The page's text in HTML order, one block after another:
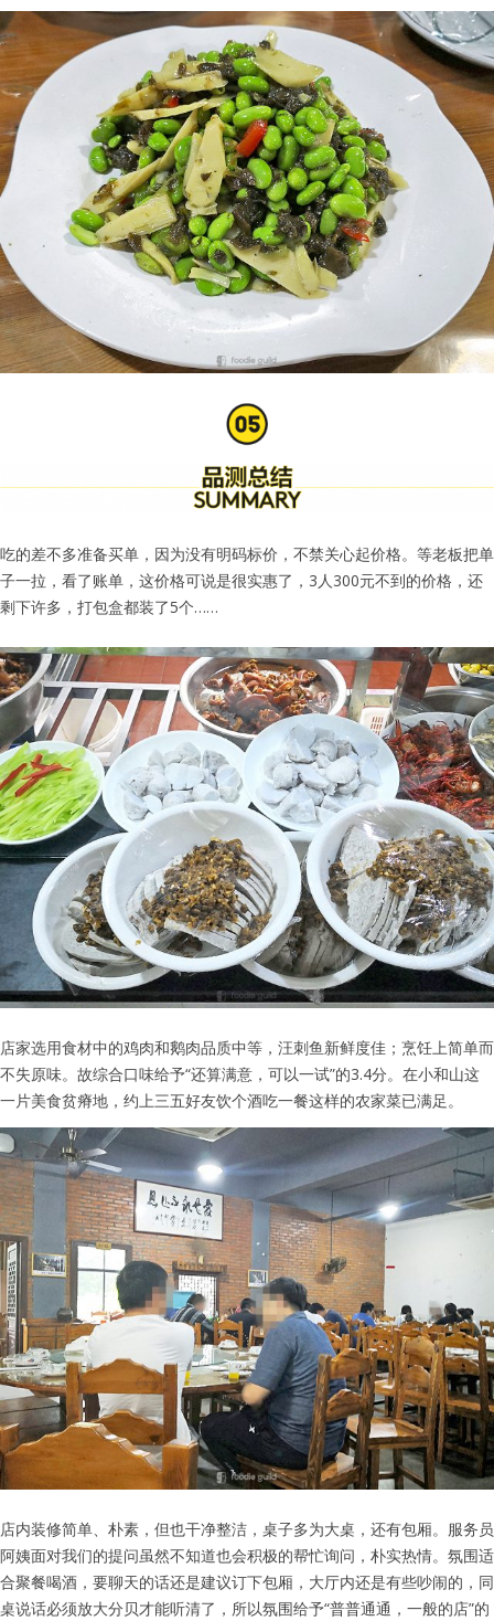
密码
忘记密码?
记住我的登录状态
没帐号？注册一个
吃的差不多准备买单，因为没有明码标价，不禁关心起价格。等老板把单
子一拉，看了账单，这价格可说是很实惠了，3人300元不到的价格，还
剩下许多，打包盒都装了5个……
店家选用食材中的鸡肉和鹅肉品质中等，汪刺鱼新鲜度佳；烹饪上简单而
不失原味。故综合口味给予“还算满意，可以一试”的3.4分。在小和山这
一片美食贫瘠地，约上三五好友饮个酒吃一餐这样的农家菜已满足。
店内装修简单、朴素，但也干净整洁，桌子多为大桌，还有包厢。服务员
阿姨面对我们的提问虽然不知道也会积极的帮忙询问，朴实热情。氛围适
合聚餐喝酒，要聊天的话还是建议订下包厢，大厅内还是有些吵闹的，同
桌说话必须放大分贝才能听清了，所以氛围给予“普普通通，一般的店”的